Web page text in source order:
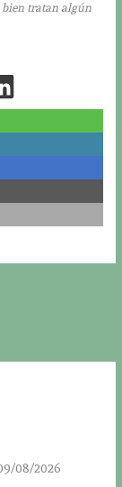
bien tratan algún
08/2026